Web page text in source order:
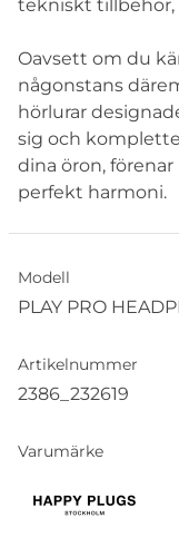
tekniskt
Oavsett om du
någonstans
hörlurar
sig och
dina öron,
perfekt harmoni.
Modell
PLAY PRO
Artikelnummer
2386_232619
Varumärke